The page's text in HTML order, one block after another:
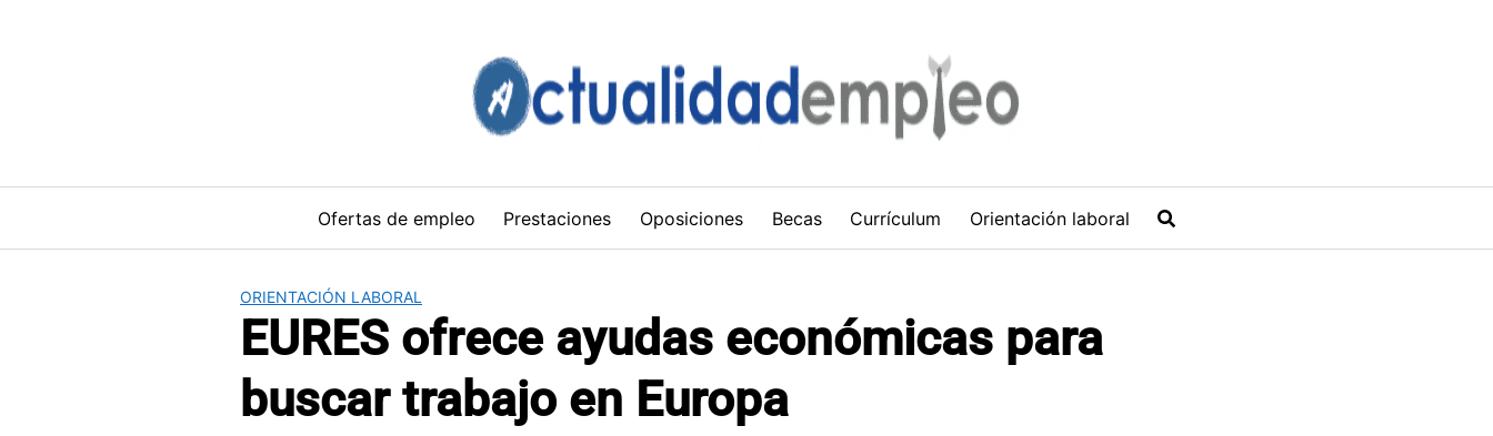
Ofertas de empleo Prestaciones Oposiciones Becas Currículum Orientación laboral
ORIENTACIÓN LABORAL
EURES ofrece ayudas económicas para
buscar trabajo en Europa